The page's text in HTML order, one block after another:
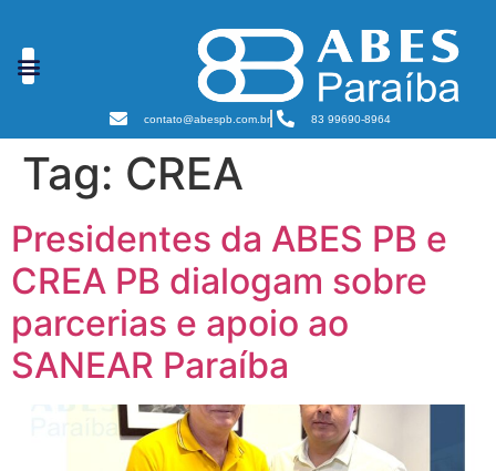
contato@abespb.com.br 83 99690-8964
Tag: CREA
Presidentes da ABES PB e
CREA PB dialogam sobre
parcerias e apoio ao
SANEAR Paraíba